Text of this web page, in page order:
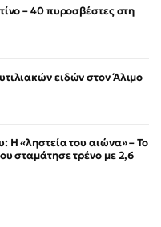
– 40 πυροσβέστες στη
ειδών στον Άλιμο
Η «ληστεία του αιώνα» – Το
σταμάτησε τρένο με 2,6